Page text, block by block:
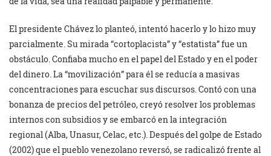
El presidente Chávez lo planteó, intentó hacerlo y lo hizo muy
parcialmente. Su mirada “cortoplacista” y “estatista” fue un
obstáculo. Confiaba mucho en el papel del Estado y en el poder
del dinero. La “movilización” para él se reducía a masivas
concentraciones para escuchar sus discursos. Contó con una
bonanza de precios del petróleo, creyó resolver los problemas
internos con subsidios y se embarcó en la integración
regional (Alba, Unasur, Celac, etc.). Después del golpe de Estado
(2002) que el pueblo venezolano reversó, se radicalizó frente al